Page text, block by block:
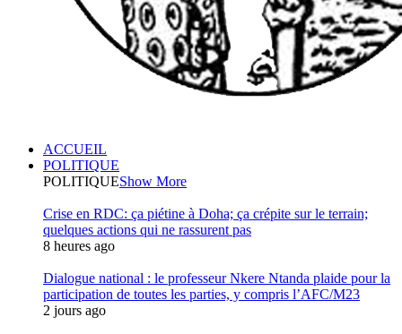
ACCUEIL
POLITIQUE
POLITIQUEShow More
Crise en RDC: ça piétine à Doha; ça crépite sur le terrain;
quelques actions qui ne rassurent pas
8 heures ago
Dialogue national : le professeur Nkere Ntanda plaide pour la
participation de toutes les parties, y compris l’AFC/M23
2 jours ago